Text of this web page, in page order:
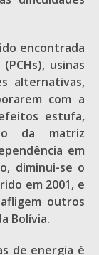
encontrada
usinas
alternativas,
com a
estufa,
da matriz
em
diminui-se o
em 2001, e
outros
Bolívia.
de energia é